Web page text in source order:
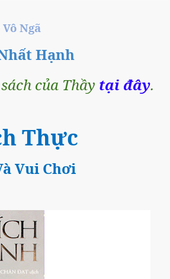
Ngã
Hạnh
của Thầy tại đây.
Thực
Vui Chơi